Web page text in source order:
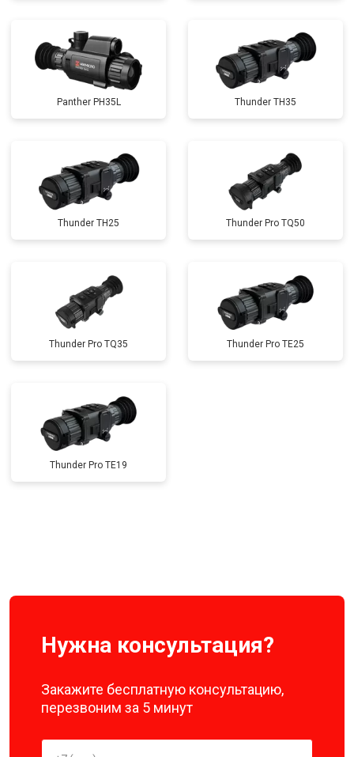
Panther PH35L Thunder TH35
Thunder TH25 Thunder Pro TQ50
Thunder Pro TQ35 Thunder Pro TE25
Thunder Pro TE19
Нужна консультация?
Закажите бесплатную консультацию,
перезвоним за 5 минут